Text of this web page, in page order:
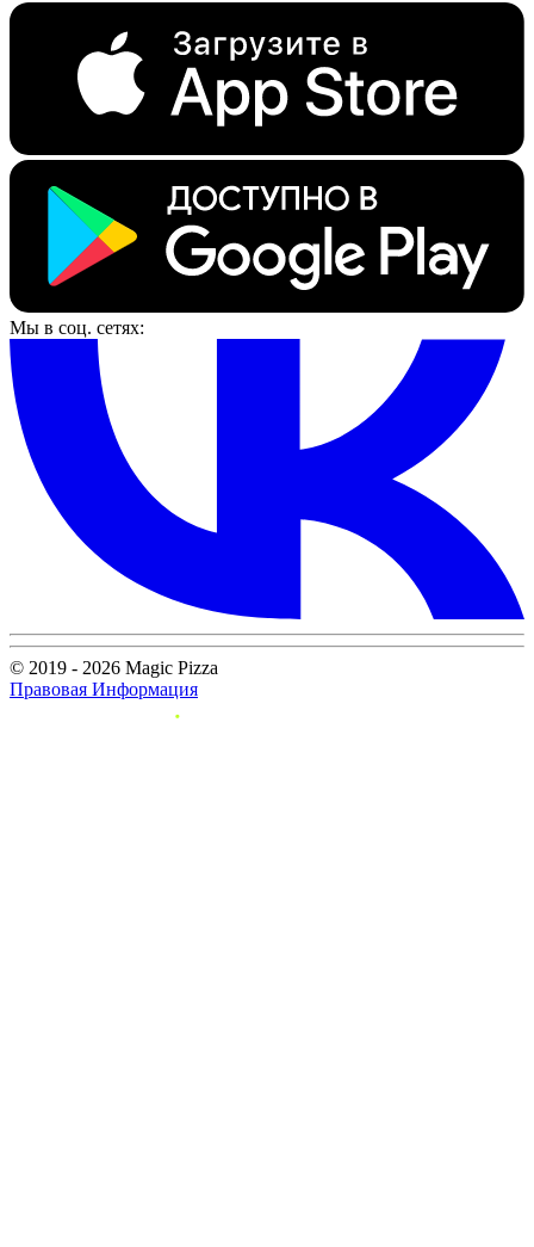
Мы в соц. сетях:
© 2019 - 2026 Magic Pizza
Правовая Информация